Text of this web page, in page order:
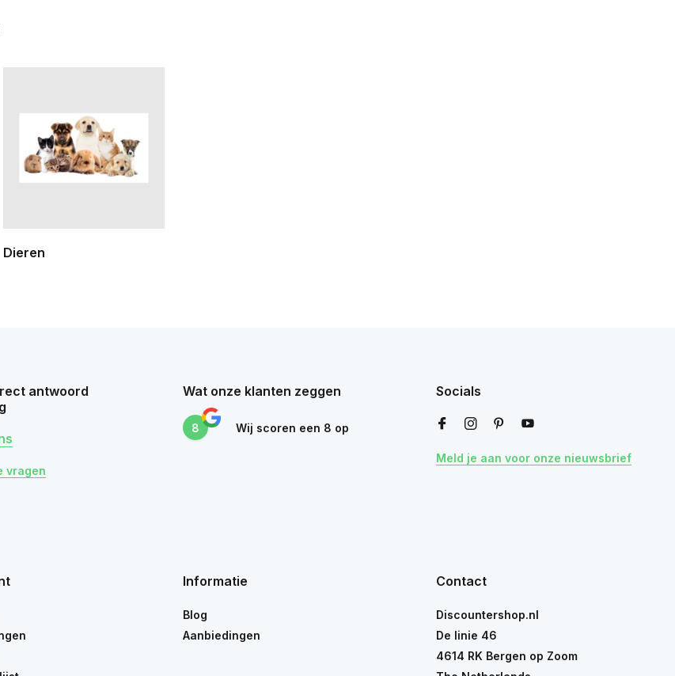
Dieren
antwoord
vragen
Wat onze klanten zeggen
8 Wij scoren een 8 op
Socials
Meld je aan voor onze nieuwsbrief
Informatie
Blog
Aanbiedingen
Contact
Discountershop.nl
De linie 46
4614 RK Bergen op Zoom